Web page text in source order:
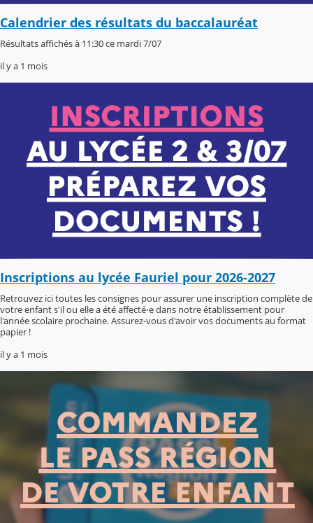
Calendrier des résultats du baccalauréat
Résultats affichés à 11:30 ce mardi 7/07
il y a 1 mois
Inscriptions au lycée Fauriel pour 2026-2027
Retrouvez ici toutes les consignes pour assurer une inscription complète de
votre enfant s'il ou elle a été affecté⋅e dans notre établissement pour
l'année scolaire prochaine. Assurez-vous d'avoir vos documents au format
papier !
il y a 1 mois